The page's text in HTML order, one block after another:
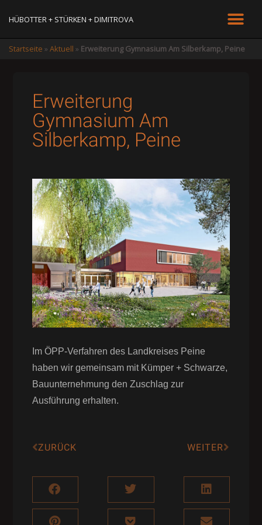
HÜBOTTER + STÜRKEN + DIMITROVA
Startseite » Aktuell » Erweiterung Gymnasium Am Silberkamp, Peine
Erweiterung
Gymnasium Am
Silberkamp, Peine
Im ÖPP-Verfahren des Landkreises Peine
haben wir gemeinsam mit Kümper + Schwarze,
Bauunternehmung den Zuschlag zur
Ausführung erhalten.
ZURÜCK WEITER